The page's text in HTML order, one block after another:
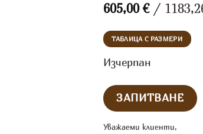
605,00 €/
ТАБЛИЦА С РАЗМЕРИ
Изчерпан
Уважаеми клиенти,